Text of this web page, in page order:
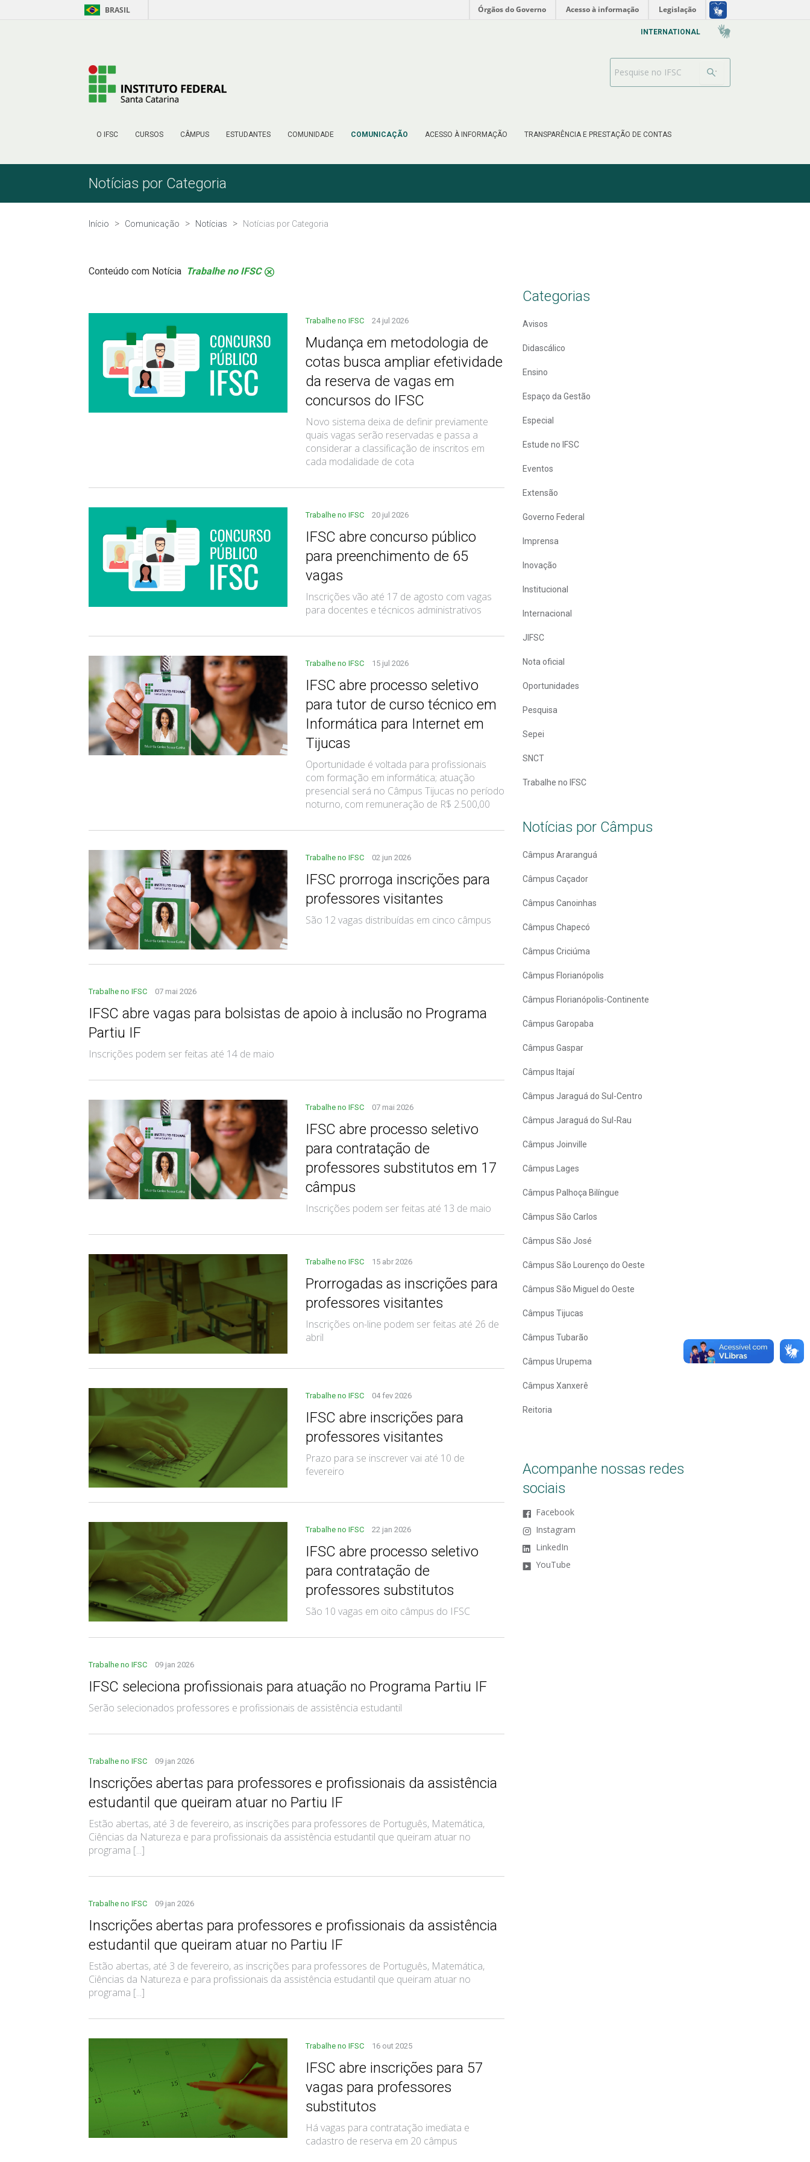
Pular para o Conteúdo BRASIL Órgãos do Governo Acesso à informação Legislação
O IFSC CURSOS CÂMPUS ESTUDANTES COMUNIDADE COMUNICAÇÃO ACESSO À INFORMAÇÃO TRANSPARÊNCIA E PRESTAÇÃO DE CONTAS
INTERNATIONAL
Barra de busca
Notícias por Categoria
Início Comunicação Notícias Notícias por Categoria
Conteúdo com Notícia Trabalhe no IFSC .
Trabalhe no IFSC 24 jul 2026
Mudança em metodologia de
cotas busca ampliar efetividade
da reserva de vagas em
concursos do IFSC
Novo sistema deixa de definir previamente
quais vagas serão reservadas e passa a
considerar a classificação de inscritos em
cada modalidade de cota
Trabalhe no IFSC 20 jul 2026
IFSC abre concurso público
para preenchimento de 65
vagas
Inscrições vão até 17 de agosto com vagas
para docentes e técnicos administrativos
Trabalhe no IFSC 15 jul 2026
IFSC abre processo seletivo
para tutor de curso técnico em
Informática para Internet em
Tijucas
Oportunidade é voltada para profissionais
com formação em informática; atuação
presencial será no Câmpus Tijucas no período
noturno, com remuneração de R$ 2.500,00
Trabalhe no IFSC 02 jun 2026
IFSC prorroga inscrições para
professores visitantes
São 12 vagas distribuídas em cinco câmpus
Trabalhe no IFSC 07 mai 2026
IFSC abre vagas para bolsistas de apoio à inclusão no Programa
Partiu IF
Inscrições podem ser feitas até 14 de maio
Trabalhe no IFSC 07 mai 2026
IFSC abre processo seletivo
para contratação de
professores substitutos em 17
câmpus
Inscrições podem ser feitas até 13 de maio
Trabalhe no IFSC 15 abr 2026
Prorrogadas as inscrições para
professores visitantes
Inscrições on-line podem ser feitas até 26 de
abril
Trabalhe no IFSC 04 fev 2026
IFSC abre inscrições para
professores visitantes
Prazo para se inscrever vai até 10 de
fevereiro
Trabalhe no IFSC 22 jan 2026
IFSC abre processo seletivo
para contratação de
professores substitutos
São 10 vagas em oito câmpus do IFSC
Trabalhe no IFSC 09 jan 2026
IFSC seleciona profissionais para atuação no Programa Partiu IF
Serão selecionados professores e profissionais de assistência estudantil
Trabalhe no IFSC 09 jan 2026
Inscrições abertas para professores e profissionais da assistência
estudantil que queiram atuar no Partiu IF
Estão abertas, até 3 de fevereiro, as inscrições para professores de Português, Matemática,
Ciências da Natureza e para profissionais da assistência estudantil que queiram atuar no
programa [...]
Trabalhe no IFSC 09 jan 2026
Inscrições abertas para professores e profissionais da assistência
estudantil que queiram atuar no Partiu IF
Estão abertas, até 3 de fevereiro, as inscrições para professores de Português, Matemática,
Ciências da Natureza e para profissionais da assistência estudantil que queiram atuar no
programa [...]
Trabalhe no IFSC 16 out 2025
IFSC abre inscrições para 57
vagas para professores
substitutos
Há vagas para contratação imediata e
cadastro de reserva em 20 câmpus
Categorias
Avisos
Didascálico
Ensino
Espaço da Gestão
Especial
Estude no IFSC
Eventos
Extensão
Governo Federal
Imprensa
Inovação
Institucional
Internacional
JIFSC
Nota oficial
Oportunidades
Pesquisa
Sepei
SNCT
Trabalhe no IFSC
Notícias por Câmpus
Câmpus Araranguá
Câmpus Caçador
Câmpus Canoinhas
Câmpus Chapecó
Câmpus Criciúma
Câmpus Florianópolis
Câmpus Florianópolis-Continente
Câmpus Garopaba
Câmpus Gaspar
Câmpus Itajaí
Câmpus Jaraguá do Sul-Centro
Câmpus Jaraguá do Sul-Rau
Câmpus Joinville
Câmpus Lages
Câmpus Palhoça Bilíngue
Câmpus São Carlos
Câmpus São José
Câmpus São Lourenço do Oeste
Câmpus São Miguel do Oeste
Câmpus Tijucas
Câmpus Tubarão
Câmpus Urupema
Câmpus Xanxerê
Reitoria
Acompanhe nossas redes
sociais
Facebook
Instagram
LinkedIn
YouTube